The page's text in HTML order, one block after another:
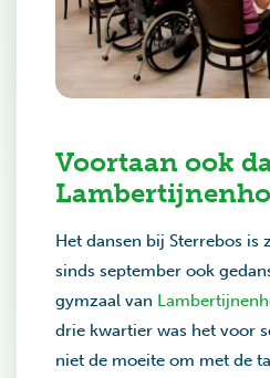
Voortaan ook
Het dansen bij Sterrebos is
sinds september ook
gymzaal van
drie kwartier was het voor
niet de moeite om met de